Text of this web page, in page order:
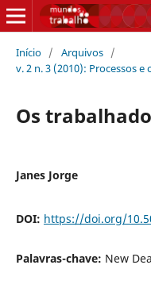
Início / Arquivos /
v. 2 n. 3 (2010): Processos
Os
Janes Jorge
DOI: https://doi.org/
Palavras-chave: New